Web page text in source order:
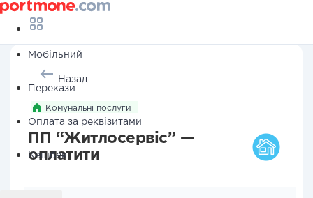
Мобільний
Перекази
Оплата за реквізитами
Кешбек
Назад
Комунальні послуги
ПП “Житлосервіс” —
оплатити